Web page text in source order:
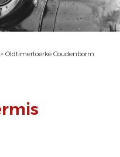
> Oldtimertoerke Coudenborm